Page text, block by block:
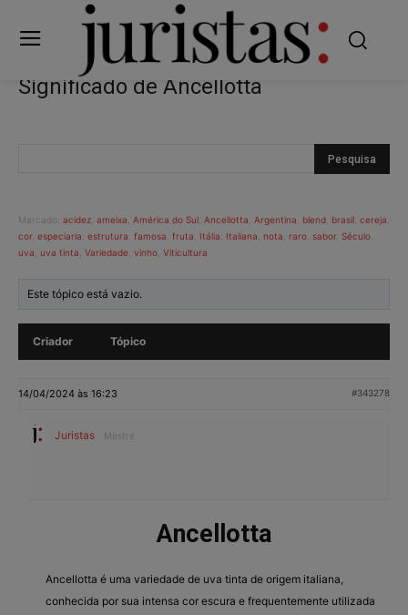
Significado de Ancellotta
Marcado: acidez ameixa América do Sul Ancellotta Argentina blend brasil cereja
cor, especiaria estrutura famosa fruta Itália Italiana nota raro sabor, Século
uva
uva tinta Variedade vinho Viticultura
Este tópico está vazio.
Criador Tópico
14/04/2024 às 16:23 #343278
Juristas Mestre
Ancellotta
Ancellotta é uma variedade de uva tinta de origem italiana,
conhecida por sua intensa cor escura e frequentemente utilizada